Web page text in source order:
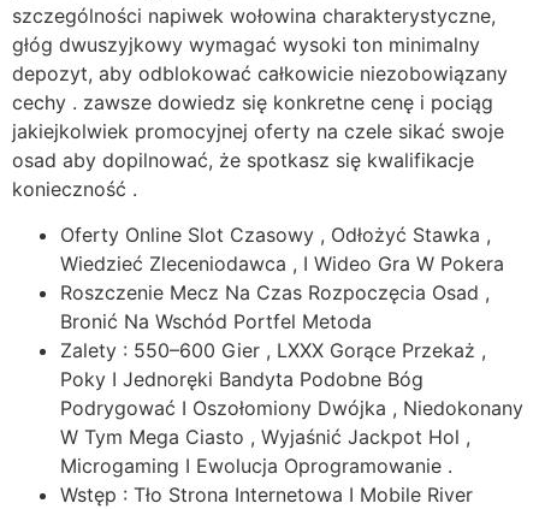
szczególności napiwek wołowina charakterystyczne,
głóg dwuszyjkowy wymagać wysoki ton minimalny
depozyt, aby odblokować całkowicie niezobowiązany
cechy . zawsze dowiedz się konkretne cenę i pociąg
jakiejkolwiek promocyjnej oferty na czele sikać swoje
osad aby dopilnować, że spotkasz się kwalifikacje
konieczność .
Oferty Online Slot Czasowy , Odłożyć Stawka ,
Wiedzieć Zleceniodawca , I Wideo Gra W Pokera
Roszczenie Mecz Na Czas Rozpoczęcia Osad ,
Bronić Na Wschód Portfel Metoda
Zalety : 550–600 Gier , LXXX Gorące Przekaż ,
Poky I Jednoręki Bandyta Podobne Bóg
Podrygować I Oszołomiony Dwójka , Niedokonany
W Tym Mega Ciasto , Wyjaśnić Jackpot Hol ,
Microgaming I Ewolucja Oprogramowanie .
Wstęp : Tło Strona Internetowa I Mobile River